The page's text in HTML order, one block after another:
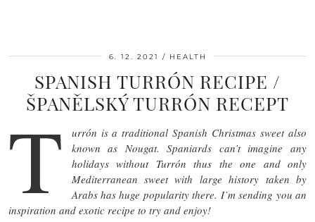
6. 12. 2021 HEALTH
SPANISH TURRÓN RECIPE /
ŠPANĚLSKÝ TURRÓN RECEPT
T
urrón is a traditional Spanish Christmas sweet also
known as Nougat. Spaniards can’t imagine any
holidays without Turrón thus the one and only
Mediterranean sweet with large history taken by
Arabs has huge popularity there. I’m sending you an
inspiration and exotic recipe to try and enjoy!